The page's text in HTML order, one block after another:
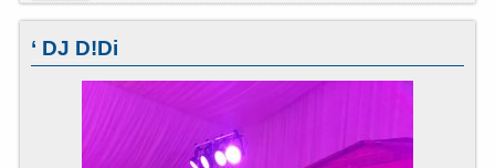
‘ DJ D!Di